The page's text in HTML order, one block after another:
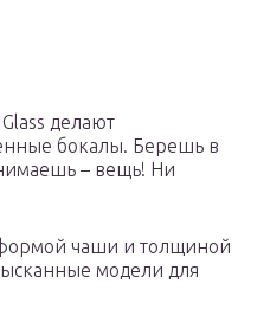
делают
бокалы. Берешь в
– вещь! Ни
чаши и толщиной
модели для